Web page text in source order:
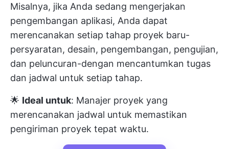
Misalnya, jika Anda sedang mengerjakan
pengembangan aplikasi, Anda dapat
merencanakan setiap tahap proyek baru-
persyaratan, desain, pengembangan, pengujian,
dan peluncuran-dengan mencantumkan tugas
dan jadwal untuk setiap tahap.
🌟 Ideal untuk: Manajer proyek yang
merencanakan jadwal untuk memastikan
pengiriman proyek tepat waktu.